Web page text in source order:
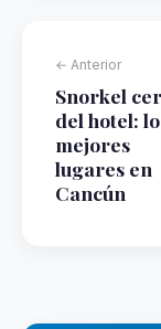
← Anterior
Snorkel
del hotel:
mejores
lugares en
Cancún